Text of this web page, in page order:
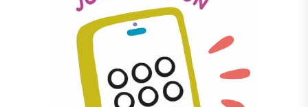
Juristjour
Bilda en lokalförening
Kampanjer
Göteborg
Stockholm